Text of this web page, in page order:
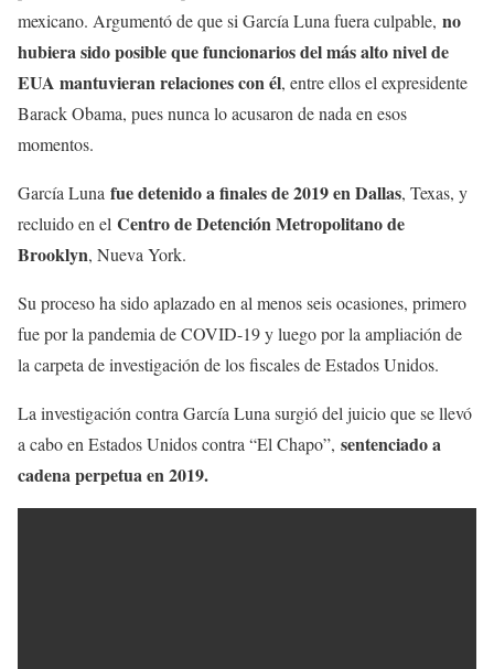
mexicano. Argumentó de que si García Luna fuera culpable, no
hubiera sido posible que funcionarios del más alto nivel de
EUA mantuvieran relaciones con él, entre ellos el expresidente
Barack Obama, pues nunca lo acusaron de nada en esos
momentos.
García Luna fue detenido a finales de 2019 en Dallas, Texas, y
recluido en el Centro de Detención Metropolitano de
Brooklyn, Nueva York.
Su proceso ha sido aplazado en al menos seis ocasiones, primero
fue por la pandemia de COVID-19 y luego por la ampliación de
la carpeta de investigación de los fiscales de Estados Unidos.
La investigación contra García Luna surgió del juicio que se llevó
a cabo en Estados Unidos contra “El Chapo”, sentenciado a
cadena perpetua en 2019.